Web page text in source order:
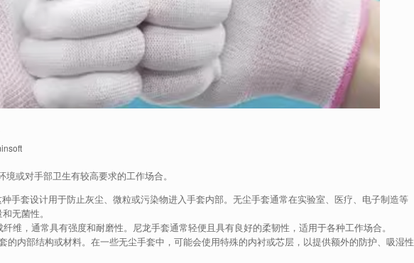
境或对手部卫生有较高要求的工作场合。
手套设计用于防止灰尘、微粒或污染物进入手套内部。无尘手套通常在实验室、医疗、电子制造等
无菌性。
维，通常具有强度和耐磨性。尼龙手套通常轻便且具有良好的柔韧性，适用于各种工作场合。
的内部结构或材料。在一些无尘手套中，可能会使用特殊的内衬或芯层，以提供额外的防护、吸湿性